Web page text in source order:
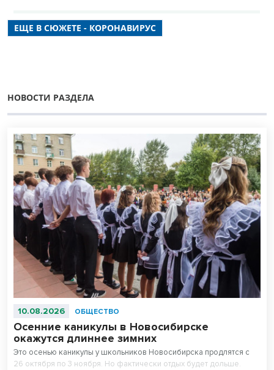
ЕЩЕ В СЮЖЕТЕ - КОРОНАВИРУС
НОВОСТИ РАЗДЕЛА
10.08.2026 ОБЩЕСТВО
Осенние каникулы в Новосибирске
окажутся длиннее зимних
Это осенью каникулы у школьников Новосибирска продлятся с
26 октября по 3 ноября. Но фактически отдых будет дольше.